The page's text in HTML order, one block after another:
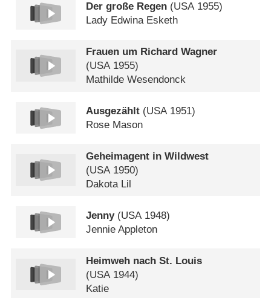
Der große Regen (USA1955)
Lady Edwina Esketh
Frauen um Richard Wagner
(USA1955)
Mathilde Wesendonck
Ausgezählt (USA1951)
Rose Mason
Geheimagent in Wildwest
(USA1950)
Dakota Lil
Jenny(USA 1948)
Jennie Appleton
Heimweh nach St. Louis
(USA 1944)
Katie